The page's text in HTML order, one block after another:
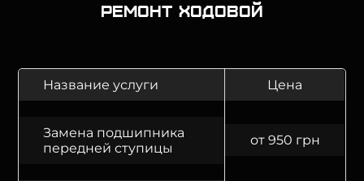
Ремонт ходовой
Название услуги Цена
Замена подшипника
передней ступицы
от 950 грн